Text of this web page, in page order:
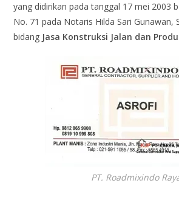
yang didirikan pada tanggal 17 mei 2003
No. 71 pada Notaris Hilda Sari Gunawan,
bidang Jasa Konstruksi Jalan dan
PT. Roadmixindo